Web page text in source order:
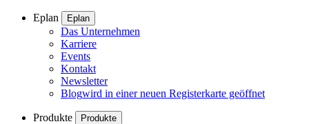
Eplan Eplan
Das Unternehmen
Karriere
Events
Kontakt
Newsletter
Blogwird in einer neuen Registerkarte geöffnet
Produkte Produkte